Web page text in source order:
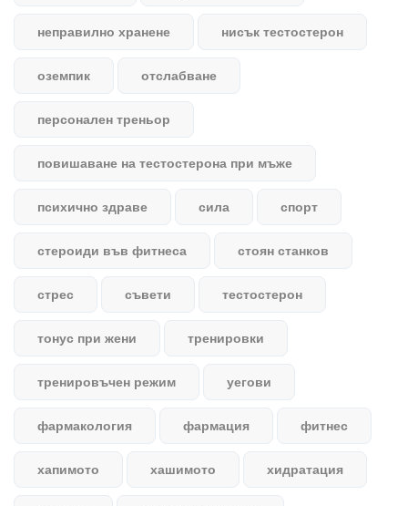
неправилно хранене нисък тестостерон
оземпик отслабване
персонален треньор
повишаване на тестостерона при мъже
психично здраве сила спорт
стероиди във фитнеса стоян станков
стрес съвети тестостерон
тонус при жени тренировки
тренировъчен режим уегови
фармакология фармация фитнес
хапимото хашимото хидратация